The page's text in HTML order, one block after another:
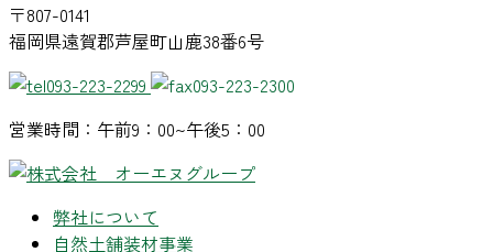
〒807-0141
福岡県遠賀郡芦屋町山鹿38番6号
093-223-2299
093-223-2300
営業時間：午前9：00~午後5：00
弊社について
自然土舗装材事業